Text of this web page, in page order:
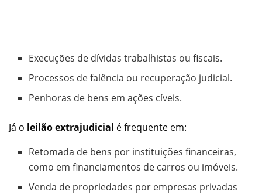
Execuções de dívidas trabalhistas ou fiscais.
Processos de falência ou recuperação judicial.
Penhoras de bens em ações cíveis.
Já o leilão extrajudicial é frequente em:
Retomada de bens por instituições financeiras,
como em financiamentos de carros ou imóveis.
Venda de propriedades por empresas privadas